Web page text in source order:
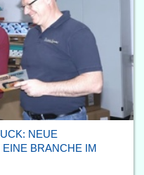
NEUE
BRANCHE IM